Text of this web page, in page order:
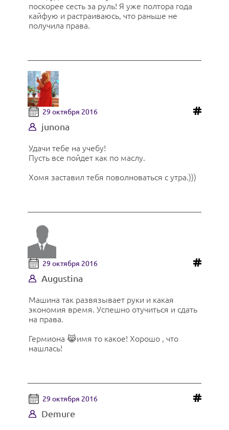
поскорее сесть за руль! Я уже полтора года
кайфую и растраиваюсь, что раньше не
получила права.
29 октября 2016
junona
Удачи тебе на учебу!
Пусть все пойдет как по маслу.
Хомя заставил тебя поволноваться с утра.)))
29 октября 2016
Augustina
Машина так развязывает руки и какая
экономия время. Успешно отучиться и сдать
на права.
Гермиона 😹имя то какое! Хорошо , что
нашлась!
29 октября 2016
Demure